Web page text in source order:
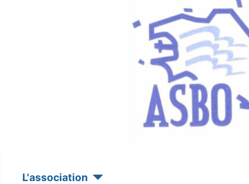
L'association